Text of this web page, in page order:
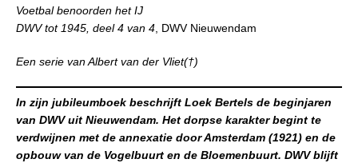
Voetbal benoorden het IJ
DWV tot 1945, deel 4 van 4 , DWV Nieuwendam
Een serie van Albert van der Vliet(†)
In zijn jubileumboek beschrijft Loek Bertels de beginjaren
van DWV uit Nieuwendam. Het dorpse karakter begint te
verdwijnen met de annexatie door Amsterdam (1921) en de
opbouw van de Vogelbuurt en de Bloemenbuurt. DWV blijft